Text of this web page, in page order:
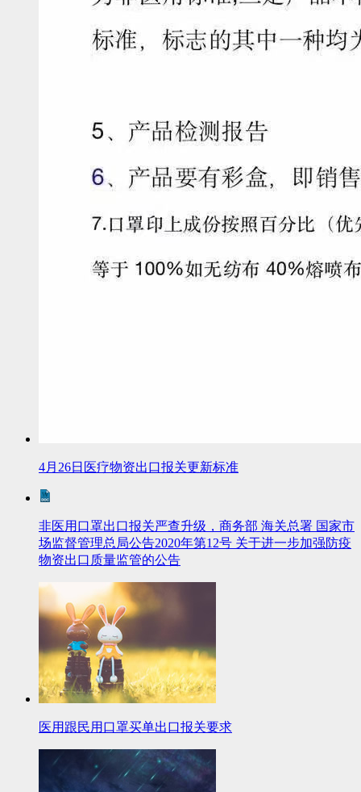
4月26日医疗物资出口报关更新标准
非医用口罩出口报关严查升级，商务部 海关总署 国家市
场监督管理总局公告2020年第12号 关于进一步加强防疫
物资出口质量监管的公告
医用跟民用口罩买单出口报关要求